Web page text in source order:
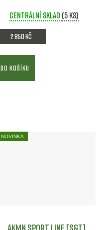
Centrální sklad (5 ks)
2 850 Kč
DO KOŠÍKU
NOVINKA
AKMN Sport line [S&T]